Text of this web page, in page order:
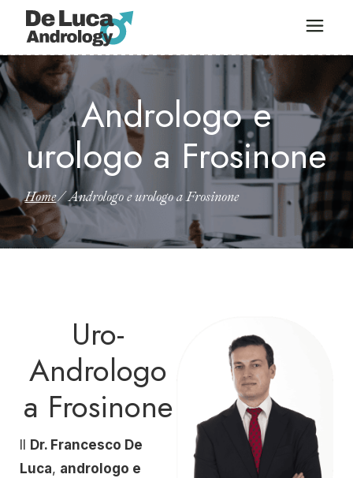
Andrologo e
urologo a Frosinone
Home Andrologo e urologo a Frosinone
Uro-
Andrologo
a Frosinone
Dr. Francesco De
Luca, andrologo e